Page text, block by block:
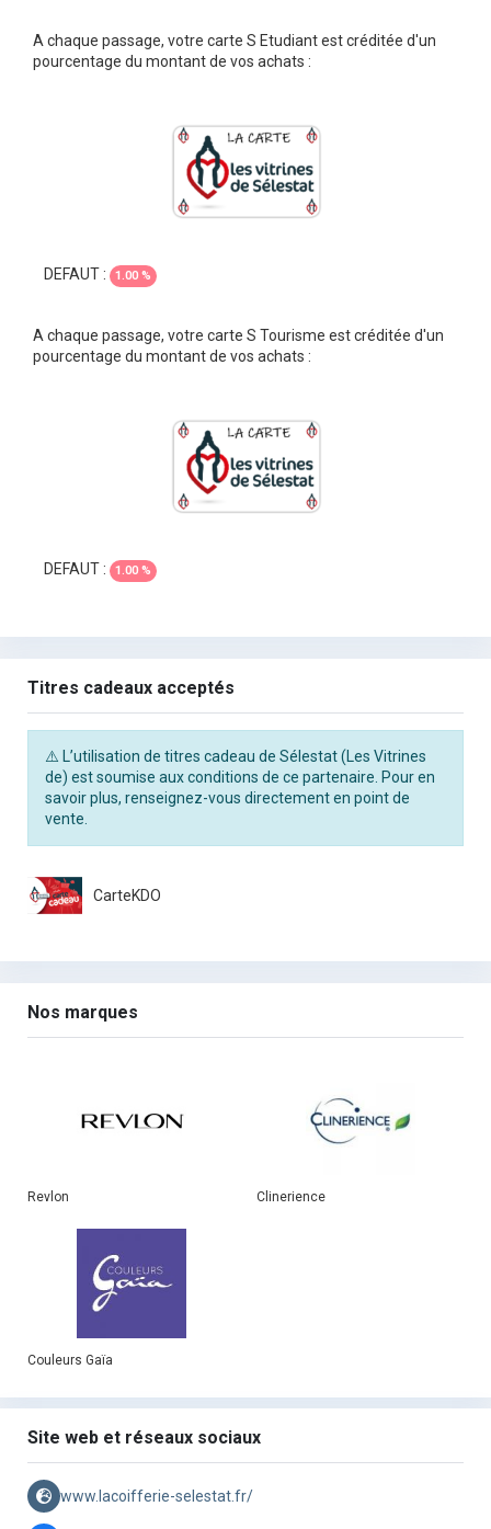
A chaque passage, votre carte S Etudiant est créditée d'un
pourcentage du montant de vos achats :
DEFAUT : 1.00 %
A chaque passage, votre carte S Tourisme est créditée d'un
pourcentage du montant de vos achats :
DEFAUT : 1.00 %
Titres cadeaux acceptés
⚠️ L’utilisation de titres cadeau de Sélestat (Les Vitrines
de) est soumise aux conditions de ce partenaire. Pour en
savoir plus, renseignez-vous directement en point de
vente.
CarteKDO
Nos marques
Revlon Clinerience
Couleurs Gaïa
Site web et réseaux sociaux
www.lacoifferie-selestat.fr/